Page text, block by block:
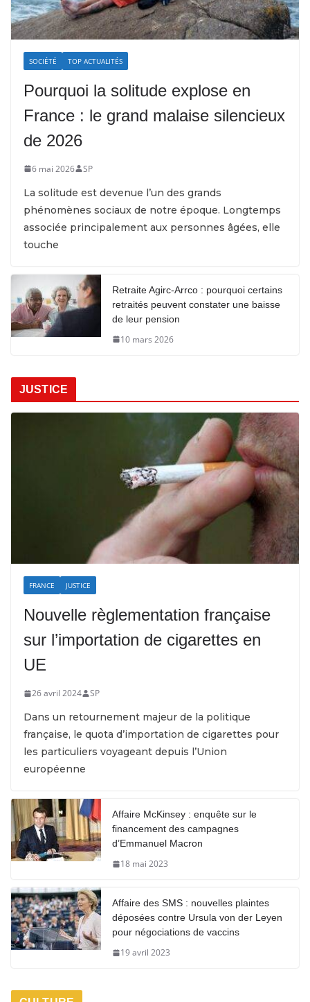
SOCIÉTÉ TOP ACTUALITÉS
Pourquoi la solitude explose en
France : le grand malaise silencieux
de 2026
6 mai 2026 SP
La solitude est devenue l’un des grands
phénomènes sociaux de notre époque. Longtemps
associée principalement aux personnes âgées, elle
touche
Retraite Agirc-Arrco : pourquoi certains
retraités peuvent constater une baisse
de leur pension
10 mars 2026
JUSTICE
FRANCE JUSTICE
Nouvelle règlementation française
sur l’importation de cigarettes en
UE
26 avril 2024 SP
Dans un retournement majeur de la politique
française, le quota d’importation de cigarettes pour
les particuliers voyageant depuis l’Union
européenne
Affaire McKinsey : enquête sur le
financement des campagnes
d’Emmanuel Macron
18 mai 2023
Affaire des SMS : nouvelles plaintes
déposées contre Ursula von der Leyen
pour négociations de vaccins
19 avril 2023